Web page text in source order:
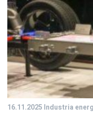
16.11.2025 Industria